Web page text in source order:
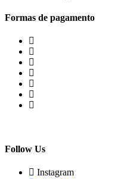
Formas de pagamento
Follow Us
Instagram